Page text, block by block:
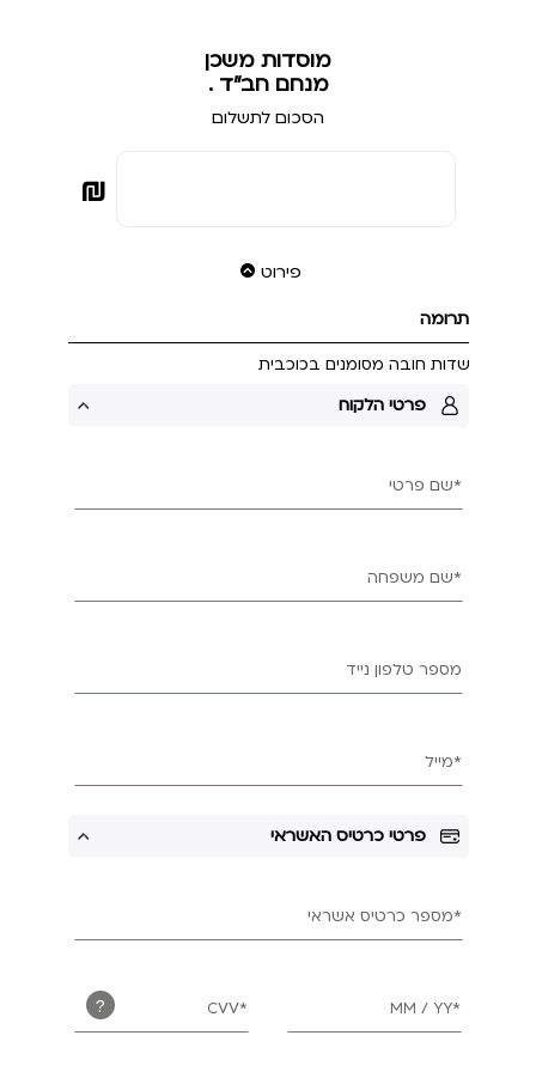
מוסדות משכן
מנחם חב"ד .
הסכום לתשלום
₪
פירוט
תרומה
שדות חובה מסומנים בכוכבית
פרטי הלקוח
*שם פרטי
*שם משפחה
מספר טלפון נייד
*מייל
פרטי כרטיס האשראי
*מספר כרטיס אשראי
*MM / YY
*CVV
?